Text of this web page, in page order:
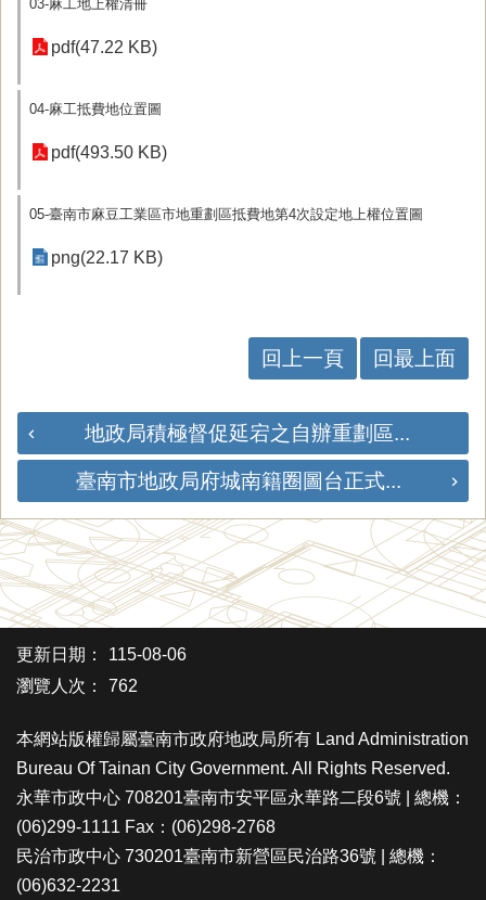
03-麻工地上權清冊
pdf(47.22 KB)
04-麻工抵費地位置圖
pdf(493.50 KB)
05-臺南市麻豆工業區市地重劃區抵費地第4次設定地上權位置圖
png(22.17 KB)
回上一頁 回最上面
地政局積極督促延宕之自辦重劃區...
臺南市地政局府城南籍圈圖台正式...
更新日期：
115-08-06
瀏覽人次：
762
本網站版權歸屬臺南市政府地政局所有 Land Administration
Bureau Of Tainan City Government. All Rights Reserved.
永華市政中心 708201臺南市安平區永華路二段6號 | 總機：
(06)299-1111 Fax：(06)298-2768
民治市政中心 730201臺南市新營區民治路36號 | 總機：
(06)632-2231